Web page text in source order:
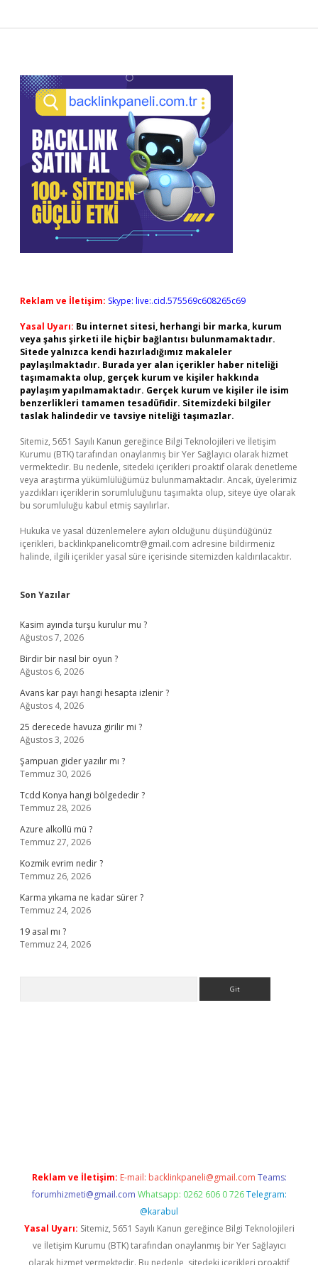
Sidebar
Reklam ve İletişim: Skype: live:.cid.575569c608265c69
Yasal Uyarı: Bu internet sitesi, herhangi bir marka, kurum
veya şahıs şirketi ile hiçbir bağlantısı bulunmamaktadır.
Sitede yalnızca kendi hazırladığımız makaleler
paylaşılmaktadır. Burada yer alan içerikler haber niteliği
taşımamakta olup, gerçek kurum ve kişiler hakkında
paylaşım yapılmamaktadır. Gerçek kurum ve kişiler ile isim
benzerlikleri tamamen tesadüfidir. Sitemizdeki bilgiler
taslak halindedir ve tavsiye niteliği taşımazlar.
Sitemiz, 5651 Sayılı Kanun gereğince Bilgi Teknolojileri ve İletişim
Kurumu (BTK) tarafından onaylanmış bir Yer Sağlayıcı olarak hizmet
vermektedir. Bu nedenle, sitedeki içerikleri proaktif olarak denetleme
veya araştırma yükümlülüğümüz bulunmamaktadır. Ancak, üyelerimiz
yazdıkları içeriklerin sorumluluğunu taşımakta olup, siteye üye olarak
bu sorumluluğu kabul etmiş sayılırlar.
Hukuka ve yasal düzenlemelere aykırı olduğunu düşündüğünüz
içerikleri, backlinkpanelicomtr@gmail.com adresine bildirmeniz
halinde, ilgili içerikler yasal süre içerisinde sitemizden kaldırılacaktır.
Son Yazılar
Kasim ayında turşu kurulur mu ?
Ağustos 7, 2026
Birdir bir nasıl bir oyun ?
Ağustos 6, 2026
Avans kar payı hangi hesapta izlenir ?
Ağustos 4, 2026
25 derecede havuza girilir mi ?
Ağustos 3, 2026
Şampuan gider yazılır mı ?
Temmuz 30, 2026
Tcdd Konya hangi bölgededir ?
Temmuz 28, 2026
Azure alkollü mü ?
Temmuz 27, 2026
Kozmik evrim nedir ?
Temmuz 26, 2026
Karma yıkama ne kadar sürer ?
Temmuz 24, 2026
19 asal mı ?
Temmuz 24, 2026
Reklam ve İletişim: E-mail: backlinkpaneli@gmail.com Teams:
forumhizmeti@gmail.com Whatsapp: 0262 606 0 726 Telegram:
@karabul
Yasal Uyarı: Sitemiz, 5651 Sayılı Kanun gereğince Bilgi Teknolojileri
ve İletişim Kurumu (BTK) tarafından onaylanmış bir Yer Sağlayıcı
olarak hizmet vermektedir. Bu nedenle, sitedeki içerikleri proaktif